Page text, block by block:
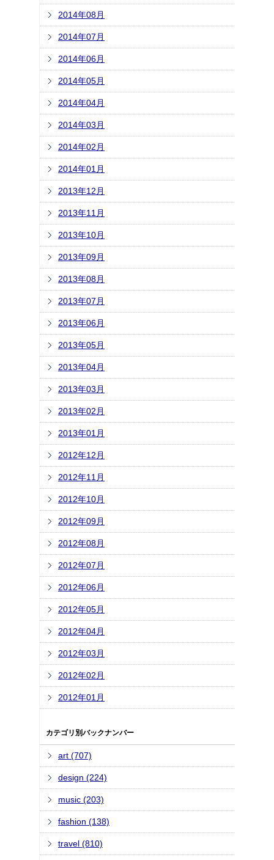
2014年08月
2014年07月
2014年06月
2014年05月
2014年04月
2014年03月
2014年02月
2014年01月
2013年12月
2013年11月
2013年10月
2013年09月
2013年08月
2013年07月
2013年06月
2013年05月
2013年04月
2013年03月
2013年02月
2013年01月
2012年12月
2012年11月
2012年10月
2012年09月
2012年08月
2012年07月
2012年06月
2012年05月
2012年04月
2012年03月
2012年02月
2012年01月
カテゴリ別バックナンバー
art (707)
design (224)
music (203)
fashion (138)
travel (810)